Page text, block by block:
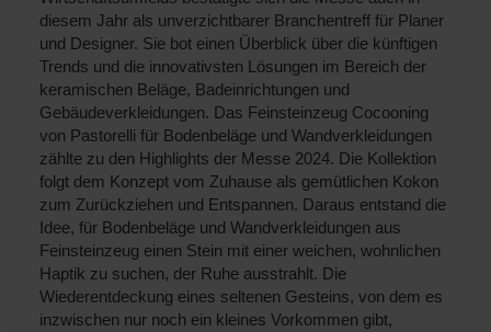
diesem Jahr als unverzichtbarer Branchentreff für Planer
und Designer. Sie bot einen Überblick über die künftigen
Trends und die innovativsten Lösungen im Bereich der
keramischen Beläge, Badeinrichtungen und
Gebäudeverkleidungen. Das Feinsteinzeug Cocooning
von Pastorelli für Bodenbeläge und Wandverkleidungen
zählte zu den Highlights der Messe 2024. Die Kollektion
folgt dem Konzept vom Zuhause als gemütlichen Kokon
zum Zurückziehen und Entspannen. Daraus entstand die
Idee, für Bodenbeläge und Wandverkleidungen aus
Feinsteinzeug einen Stein mit einer weichen, wohnlichen
Haptik zu suchen, der Ruhe ausstrahlt. Die
Wiederentdeckung eines seltenen Gesteins, von dem es
inzwischen nur noch ein kleines Vorkommen gibt,